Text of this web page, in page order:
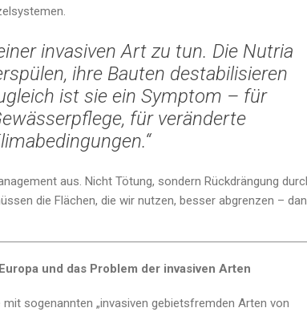
invasiven Art zu tun. Die Nutria
ihre Bauten destabilisieren
ist sie ein Symptom – für
für veränderte
aus. Nicht Tötung, sondern Rückdrängung
die Flächen, die wir nutzen, besser abgrenzen –
und das Problem der invasiven Arten
sogenannten „invasiven gebietsfremden Arten von